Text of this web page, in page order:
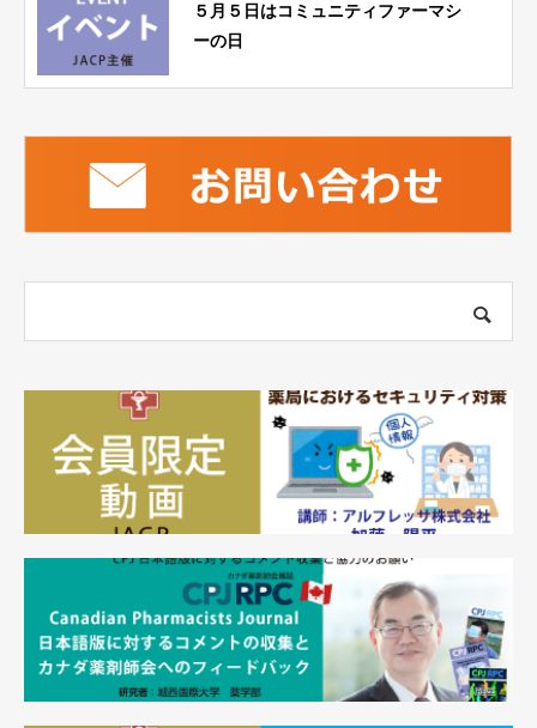
５月５日はコミュニティファーマシ
ーの日